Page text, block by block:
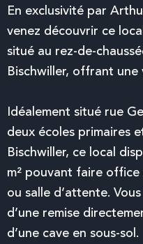
En exclusivité par
venez découvrir ce
situé au rez-de-
Bischwiller, offrant
Idéalement situé rue
deux écoles primaires
Bischwiller, ce local
m² pouvant faire
ou salle d’attente.
d’une remise
d’une cave en sous-sol.